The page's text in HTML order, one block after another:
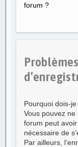
forum ?
Pourquoi dois-
Vous pouvez ne
forum peut
nécessaire de
Par ailleurs,